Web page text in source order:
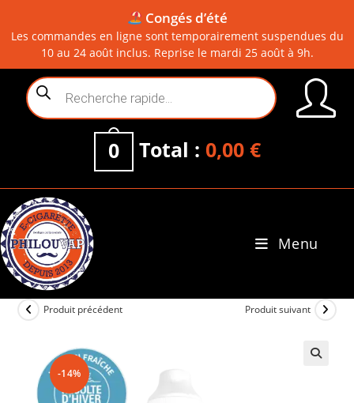
Congés d’été
Les commandes en ligne sont temporairement suspendues du
10 au 24 août inclus. Reprise le mardi 25 août à 9h.
content
Recherche
de
0 Total : 0,00 €
Menu
-14%
Produit précédent Produit suivant